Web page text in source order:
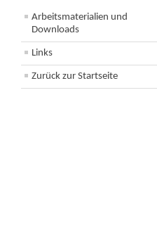
Arbeitsmaterialien und
Downloads
Links
Zurück zur Startseite